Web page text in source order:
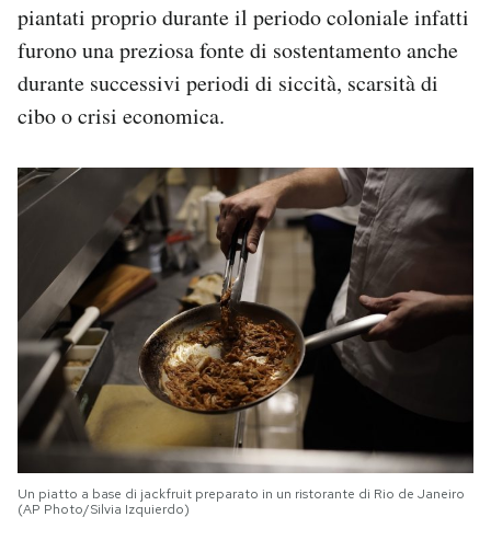
piantati proprio durante il periodo coloniale infatti
furono una preziosa fonte di sostentamento anche
durante successivi periodi di siccità, scarsità di
cibo o crisi economica.
Un piatto a base di jackfruit preparato in un ristorante di Rio de Janeiro
(AP Photo/Silvia Izquierdo)